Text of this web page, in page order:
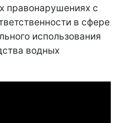
правонарушениях с
в сфере
использования
водных